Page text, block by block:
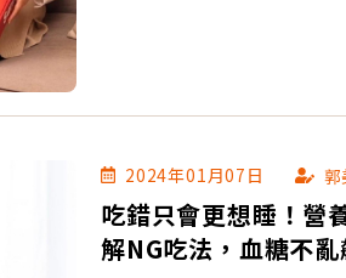
2024年01月07日 郭
吃錯只會更想睡！營
解NG吃法，血糖不亂